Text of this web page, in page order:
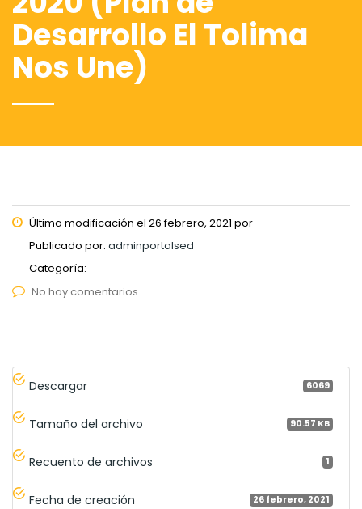
Desarrollo El Tolima
Nos Une)
Última modificación el 26 febrero, 2021 por
Publicado por: adminportalsed
Categoría:
No hay comentarios
Descargar 6069
Tamaño del archivo 90.57 KB
Recuento de archivos 1
Fecha de creación 26 febrero, 2021